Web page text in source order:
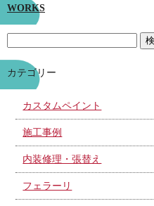
WORKS
カテゴリー
カスタムペイント
施工事例
内装修理・張替え
フェラーリ